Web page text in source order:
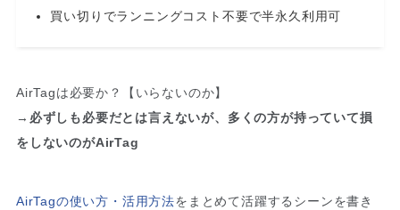
買い切りでランニングコスト不要で半永久利用可
AirTagは必要か？【いらないのか】
→ 必ずしも必要だとは言えないが、多くの方が持っていて損
をしないのがAirTag
AirTagの使い方・活用方法をまとめて活躍するシーンを書き